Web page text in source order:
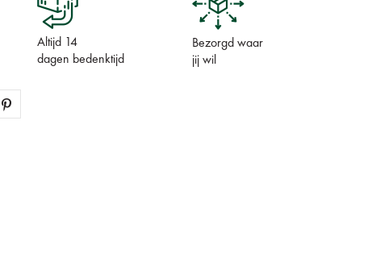
Altijd 14
dagen bedenktijd
Bezorgd waar
jij wil